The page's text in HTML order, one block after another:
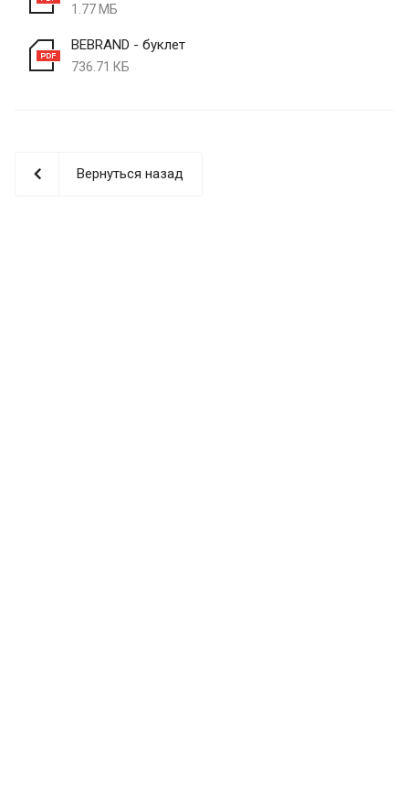
1.77 МБ
BEBRAND - буклет
736.71 КБ
Вернуться назад